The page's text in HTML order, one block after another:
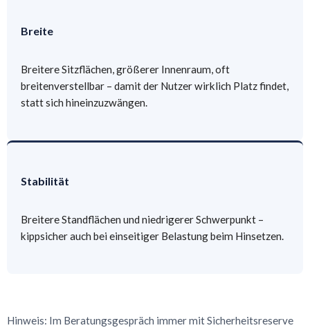
Breite
Breitere Sitzflächen, größerer Innenraum, oft
breitenverstellbar – damit der Nutzer wirklich Platz findet,
statt sich hineinzuzwängen.
Stabilität
Breitere Standflächen und niedrigerer Schwerpunkt –
kippsicher auch bei einseitiger Belastung beim Hinsetzen.
Hinweis: Im Beratungsgespräch immer mit Sicherheitsreserve